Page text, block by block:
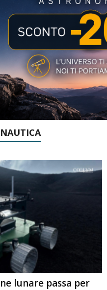
lunare passa per